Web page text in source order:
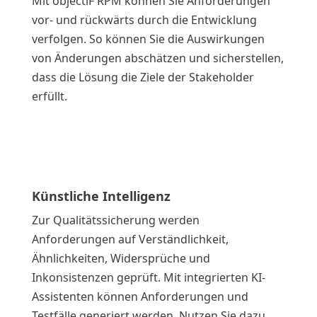
vor- und rückwärts durch die Entwicklung
verfolgen. So können Sie die Auswirkungen
von Änderungen abschätzen und sicherstellen,
dass die Lösung die Ziele der Stakeholder
erfüllt.
Künstliche Intelligenz
Zur Qualitätssicherung werden
Anforderungen auf Verständlichkeit,
Ähnlichkeiten, Widersprüche und
Inkonsistenzen geprüft. Mit integrierten KI-
Assistenten können Anforderungen und